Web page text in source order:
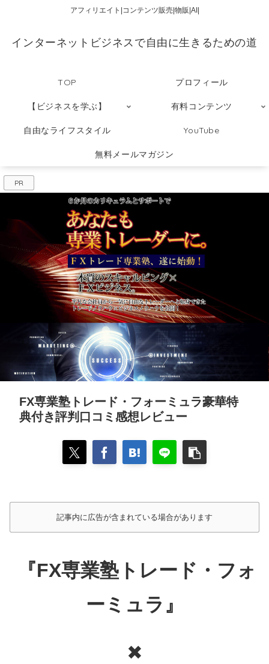
アフィリエイト|コンテンツ販売|物販|AI|
インターネットビジネスで自由に生きるための道
TOP プロフィール
【ビジネスを学ぶ】 有料コンテンツ
自由なライフスタイル YouTube
無料メールマガジン
PR
FX専業塾トレード・フォーミュラ豪華特
典付き評判口コミ感想レビュー
記事内に広告が含まれている場合があります
『FX専業塾トレード・フォ
ーミュラ』
✖